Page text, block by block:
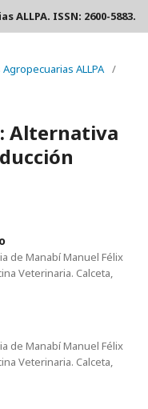
ALLPA. ISSN: 2600-5883.
ALLPA /
Alternativa
de Manabí Manuel Félix
Veterinaria. Calceta,
de Manabí Manuel Félix
Veterinaria. Calceta,